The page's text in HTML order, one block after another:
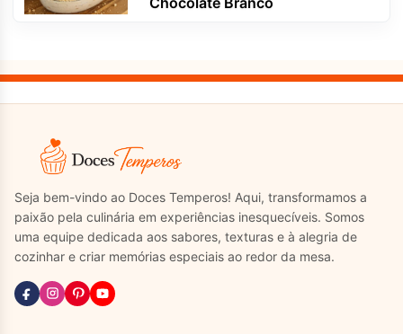
Seja bem-vindo ao Doces Temperos! Aqui, transformamos a
paixão pela culinária em experiências inesquecíveis. Somos
uma equipe dedicada aos sabores, texturas e à alegria de
cozinhar e criar memórias especiais ao redor da mesa.